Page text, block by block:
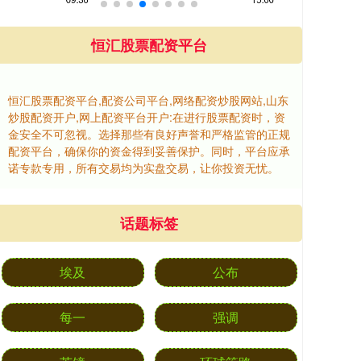
恒汇股票配资平台
恒汇股票配资平台,配资公司平台,网络配资炒股网站,山东
炒股配资开户,网上配资平台开户:在进行股票配资时，资
金安全不可忽视。选择那些有良好声誉和严格监管的正规
配资平台，确保你的资金得到妥善保护。同时，平台应承
诺专款专用，所有交易均为实盘交易，让你投资无忧。
话题标签
埃及 公布
每一 强调